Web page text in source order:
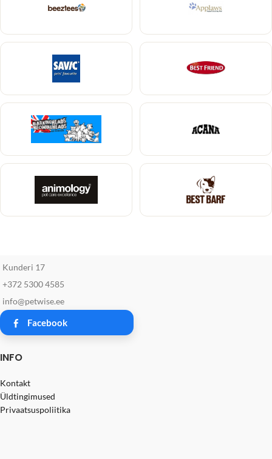
Kunderi 17
+372 5300 4585
info@petwise.ee
Facebook
INFO
Kontakt
Üldtingimused
Privaatsuspoliitika